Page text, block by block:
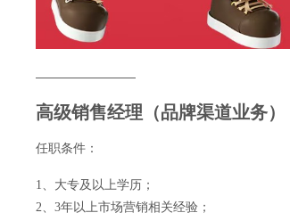
————————
高级销售经理（品牌渠道业务）
任职条件：
1、大专及以上学历；
2、3年以上市场营销相关经验；